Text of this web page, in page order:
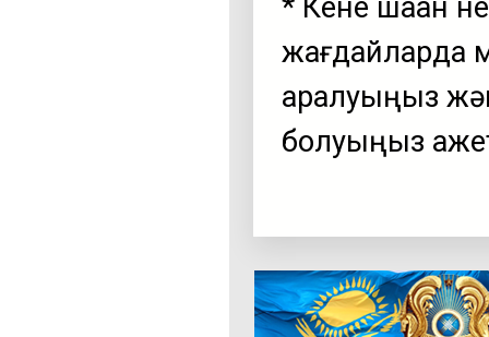
* Кене шаққан
жағдайларда
қаралуыңыз
болуыңыз